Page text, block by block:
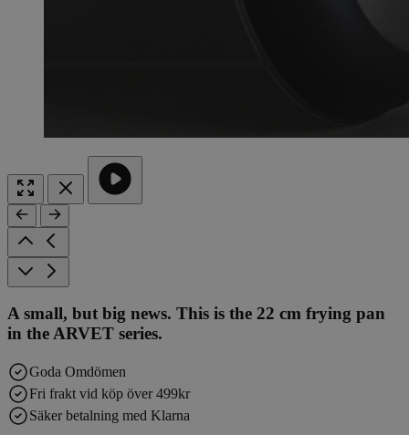
A small, but big news. This is the 22 cm frying pan
in the ARVET series.
Goda Omdömen
Fri frakt vid köp över 499kr
Säker betalning med Klarna